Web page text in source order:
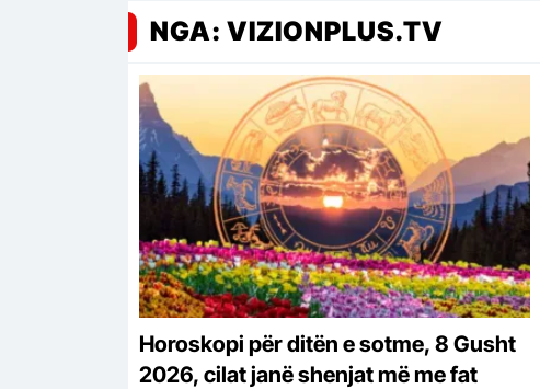
NGA: VIZIONPLUS.TV
Horoskopi për ditën e sotme, 8 Gusht
2026, cilat janë shenjat më me fat